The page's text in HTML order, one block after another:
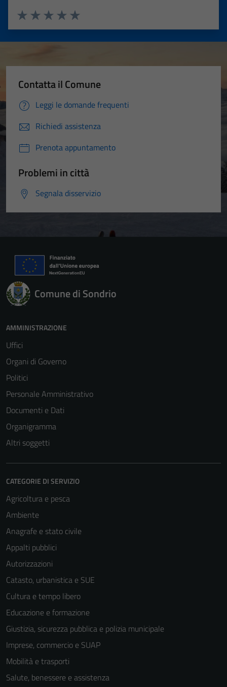
Valuta 5 stelle su 5
Valuta 4 stelle su 5
Valuta 3 stelle su 5
Valuta 2 stelle su 5
Valuta 1 stelle su 5
Contatta il Comune
Leggi le domande frequenti
Richiedi assistenza
Prenota appuntamento
Problemi in città
Segnala disservizio
Comune di Sondrio
AMMINISTRAZIONE
Uffici
Organi di Governo
Politici
Personale Amministrativo
Documenti e Dati
Organigramma
Altri soggetti
CATEGORIE DI SERVIZIO
Agricoltura e pesca
Ambiente
Anagrafe e stato civile
Appalti pubblici
Autorizzazioni
Catasto, urbanistica e SUE
Cultura e tempo libero
Educazione e formazione
Giustizia, sicurezza pubblica e polizia municipale
Imprese, commercio e SUAP
Mobilità e trasporti
Salute, benessere e assistenza